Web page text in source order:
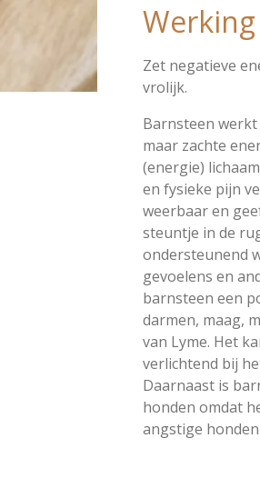
Werking
Zet negatieve
vrolijk.
Barnsteen
maar zachte
(energie)
en fysieke pijn
weerbaar en
steuntje in de
ondersteunend
gevoelens en
barnsteen een
darmen, maag,
van Lyme. Het
verlichtend bij
Daarnaast is
honden omdat
angstige